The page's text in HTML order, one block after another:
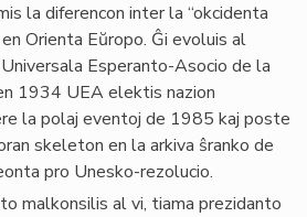
la diferencon inter la “okcidenta
Orienta Eŭropo. Ĝi evoluis al
Esperanto-Asocio de la
1934 UEA elektis nazion
la polaj eventoj de 1985 kaj poste
skeleton en la arkiva ŝranko de
pro Unesko-rezolucio.
malkonsilis al vi, tiama prezidanto